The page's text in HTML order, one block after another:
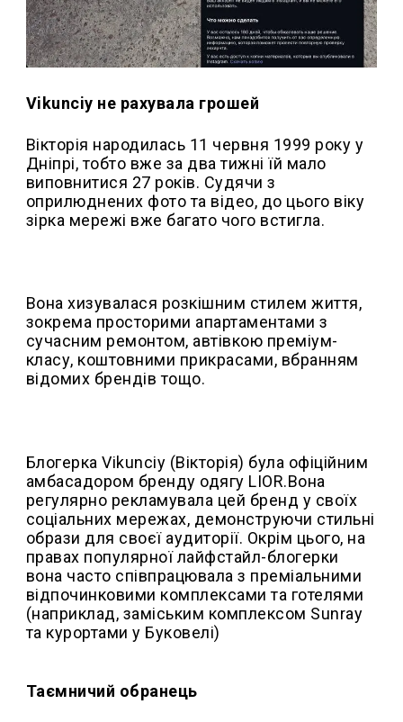
Vikunciy не рахувала грошей
Вікторія народилась 11 червня 1999 року у
Дніпрі, тобто вже за два тижні їй мало
виповнитися 27 років. Судячи з
оприлюднених фото та відео, до цього віку
зірка мережі вже багато чого встигла.
Вона хизувалася розкішним стилем життя,
зокрема просторими апартаментами з
сучасним ремонтом, автівкою преміум-
класу, коштовними прикрасами, вбранням
відомих брендів тощо.
Блогерка Vikunciy (Вікторія) була офіційним
амбасадором бренду одягу LIOR.Вона
регулярно рекламувала цей бренд у своїх
соціальних мережах, демонструючи стильні
образи для своєї аудиторії. Окрім цього, на
правах популярної лайфстайл-блогерки
вона часто співпрацювала з преміальними
відпочинковими комплексами та готелями
(наприклад, заміським комплексом Sunray
та курортами у Буковелі)
Таємничий обранець